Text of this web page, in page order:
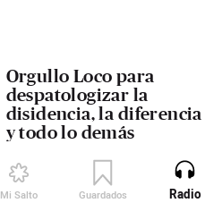
Mi Salto Guardados Revista
Orgullo Loco para
despatologizar la
disidencia, la diferencia
y todo lo demás
Radio